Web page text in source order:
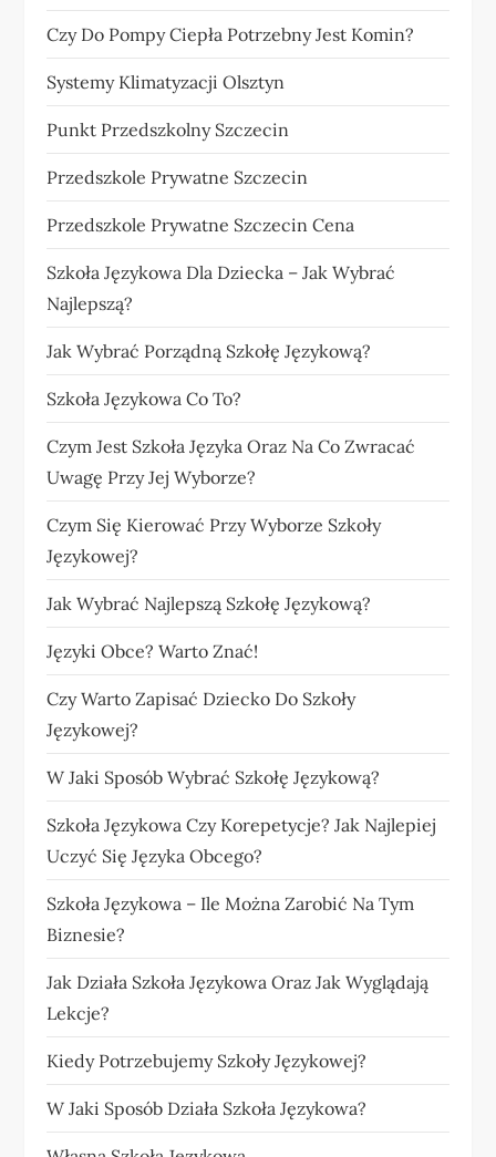
Czy Do Pompy Ciepła Potrzebny Jest Komin?
Systemy Klimatyzacji Olsztyn
Punkt Przedszkolny Szczecin
Przedszkole Prywatne Szczecin
Przedszkole Prywatne Szczecin Cena
Szkoła Językowa Dla Dziecka – Jak Wybrać
Najlepszą?
Jak Wybrać Porządną Szkołę Językową?
Szkoła Językowa Co To?
Czym Jest Szkoła Języka Oraz Na Co Zwracać
Uwagę Przy Jej Wyborze?
Czym Się Kierować Przy Wyborze Szkoły
Językowej?
Jak Wybrać Najlepszą Szkołę Językową?
Języki Obce? Warto Znać!
Czy Warto Zapisać Dziecko Do Szkoły
Językowej?
W Jaki Sposób Wybrać Szkołę Językową?
Szkoła Językowa Czy Korepetycje? Jak Najlepiej
Uczyć Się Języka Obcego?
Szkoła Językowa – Ile Można Zarobić Na Tym
Biznesie?
Jak Działa Szkoła Językowa Oraz Jak Wyglądają
Lekcje?
Kiedy Potrzebujemy Szkoły Językowej?
W Jaki Sposób Działa Szkoła Językowa?